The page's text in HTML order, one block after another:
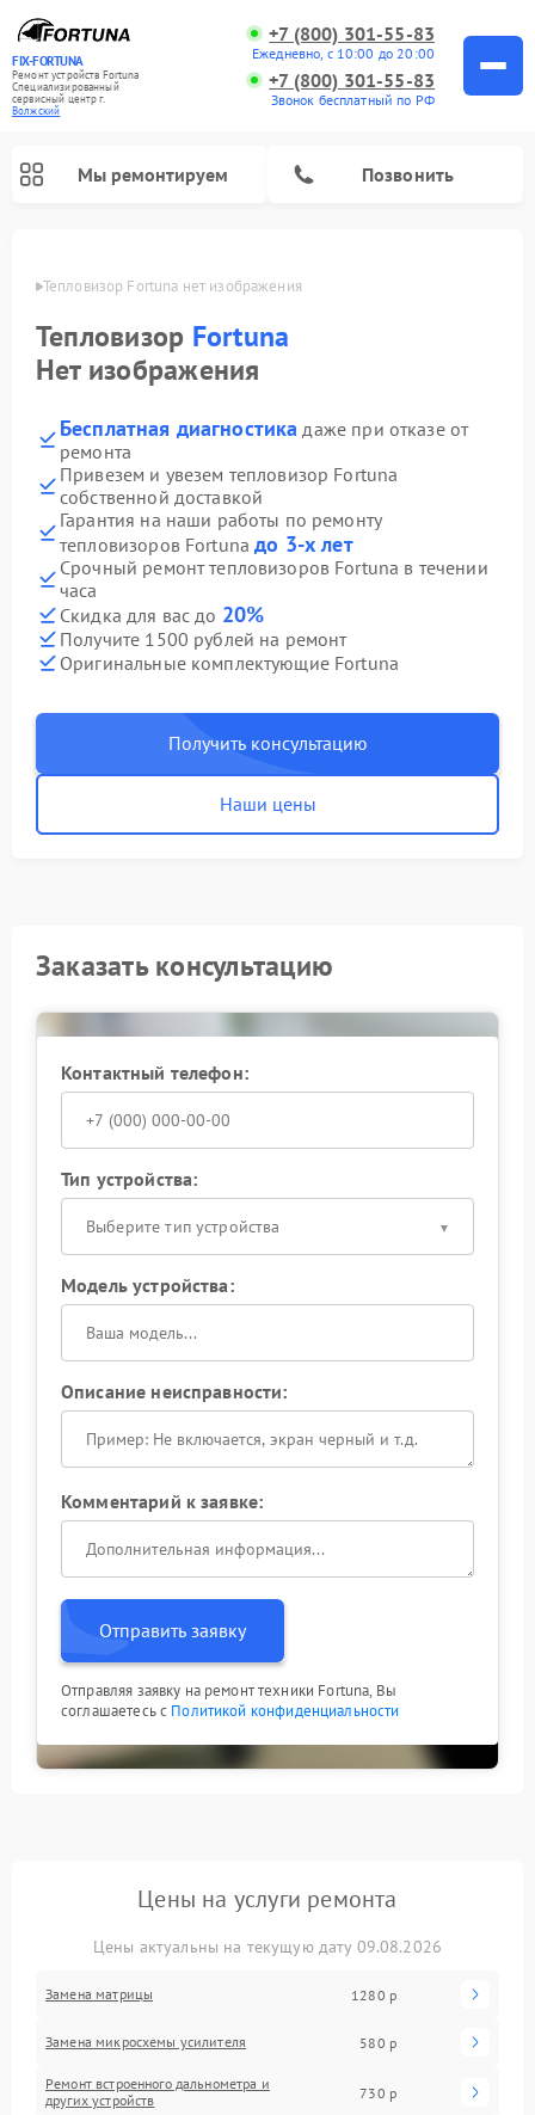
FIX-FORTUNA
Ремонт устройств Fortuna
Специализированный
cервисный центр г.
Волжский
+7 (800) 301-55-83
Ежедневно, с 10:00 до 20:00
+7 (800) 301-55-83
Звонок бесплатный по РФ
Мы ремонтируем Позвонить
Тепловизор Fortuna нет изображения
Тепловизор Fortuna
Нет изображения
Бесплатная диагностика даже при отказе от
ремонта
Привезем и увезем тепловизор Fortuna
собственной доставкой
Гарантия на наши работы по ремонту
тепловизоров Fortunaдо 3-х лет
Срочный ремонт тепловизоров Fortuna в течении
часа
Скидка для вас до 20%
Получите 1500 рублей на ремонт
Оригинальные комплектующие Fortuna
Получить консультацию
Наши цены
Заказать консультацию
Контактный телефон:
Тип устройства:
Выберите тип устройства
Модель устройства:
Описание неисправности:
Комментарий к заявке:
Отправить заявку
Отправляя заявку на ремонт техники Fortuna, Вы
соглашаетесь с Политикой конфиденциальности
Цены на услуги ремонта
Цены актуальны на текущую дату 09.08.2026
Замена матрицы 1280 р
Замена микросхемы усилителя 580 р
Ремонт встроенного дальнометра и
других устройств
730 р